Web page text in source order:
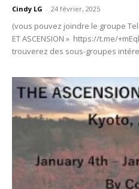
Cindy LG - 24 février, 2025
(vous pouvez joindre le groupe
ET ASCENSION » https://t.me/
trouverez des sous-groupes